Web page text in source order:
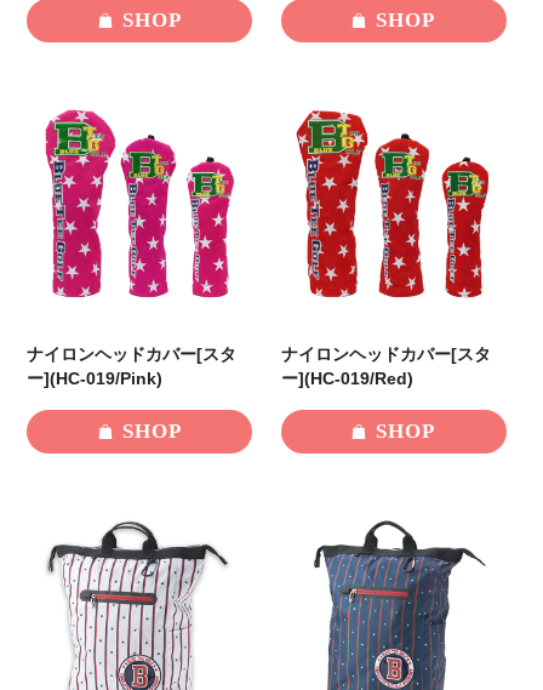
SHOP SHOP
ナイロンヘッドカバー[スタ
ー](HC-019/Pink)
SHOP
ナイロンヘッドカバー[スタ
ー](HC-019/Red)
SHOP